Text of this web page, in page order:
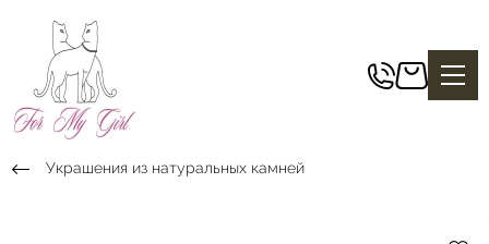
Украшения из натуральных камней